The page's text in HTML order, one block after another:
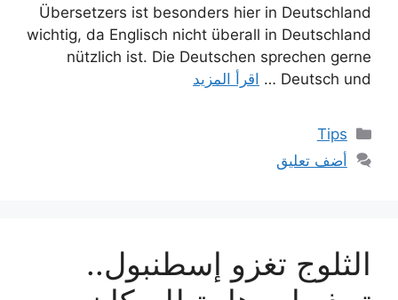
Übersetzers ist besonders hier in Deutschland
wichtig, da Englisch nicht überall in Deutschland
nützlich ist. Die Deutschen sprechen gerne
Deutsch und …
اقرأ المزيد
التصنيفات
Tips
أضف تعليق
الثلوج تغزو إسطنبول..